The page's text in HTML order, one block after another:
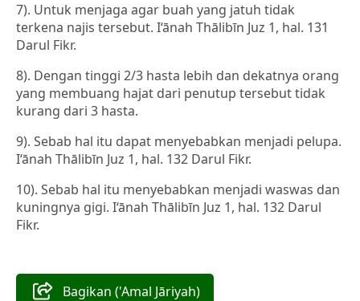
7). Untuk menjaga agar buah yang jatuh tidak
terkena najis tersebut. I‘ānah Thālibīn Juz 1, hal. 131
Darul Fikr.
8). Dengan tinggi 2/3 hasta lebih dan dekatnya orang
yang membuang hajat dari penutup tersebut tidak
kurang dari 3 hasta.
9). Sebab hal itu dapat menyebabkan menjadi pelupa.
I‘ānah Thālibīn Juz 1, hal. 132 Darul Fikr.
10). Sebab hal itu menyebabkan menjadi waswas dan
kuningnya gigi. I‘ānah Thālibīn Juz 1, hal. 132 Darul
Fikr.
Bagikan ('Amal Jāriyah)